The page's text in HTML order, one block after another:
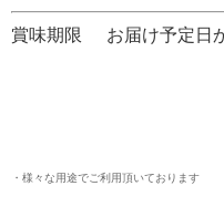
賞味期限 お届け予定日
・様々な用途でご利用頂いております